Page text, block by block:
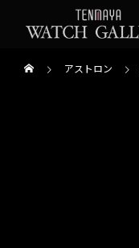
アストロン